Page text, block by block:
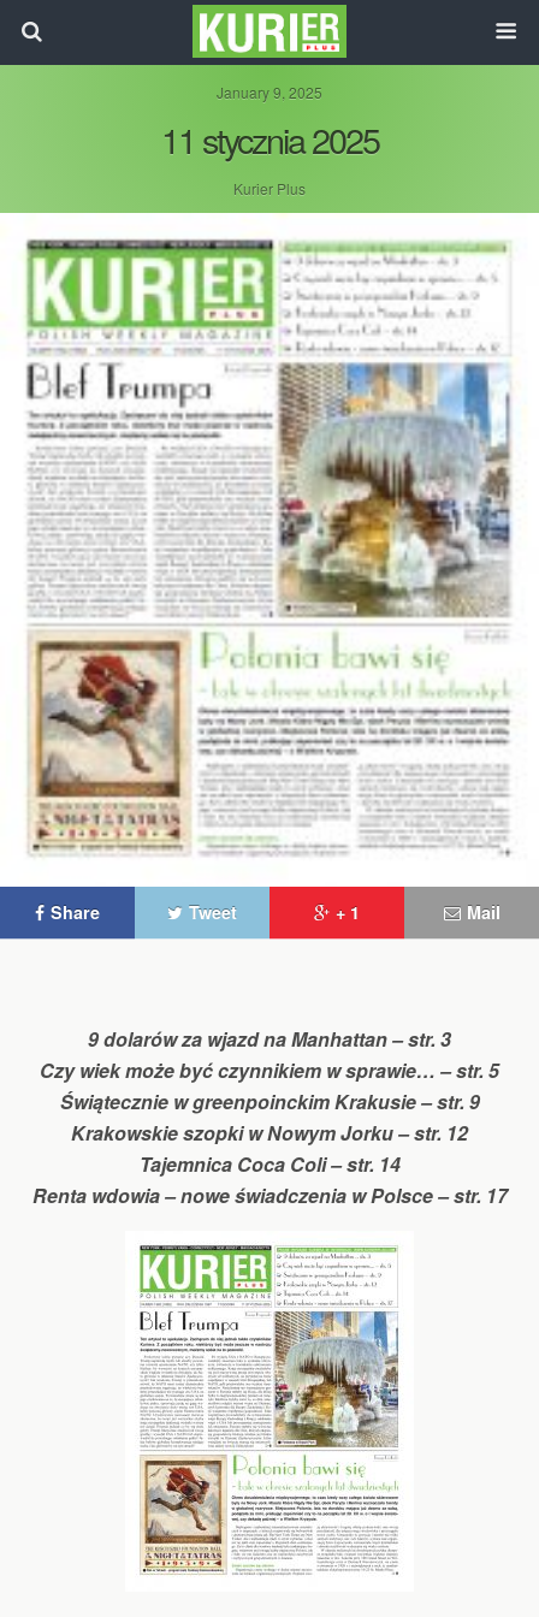
January 9, 2025
11 stycznia 2025
Kurier Plus
Share Tweet + 1 Mail
9 dolarów za wjazd na Manhattan – str. 3
Czy wiek może być czynnikiem w sprawie… – str. 5
Świątecznie w greenpoinckim Krakusie – str. 9
Krakowskie szopki w Nowym Jorku – str. 12
Tajemnica Coca Coli – str. 14
Renta wdowia – nowe świadczenia w Polsce – str. 17